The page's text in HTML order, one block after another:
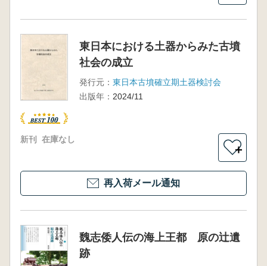
東日本における土器からみた古墳
社会の成立
発行元： 東日本古墳確立期土器検討会
出版年： 2024/11
新刊 在庫なし
＋
再入荷メール通知
魏志倭人伝の海上王都 原の辻遺
跡